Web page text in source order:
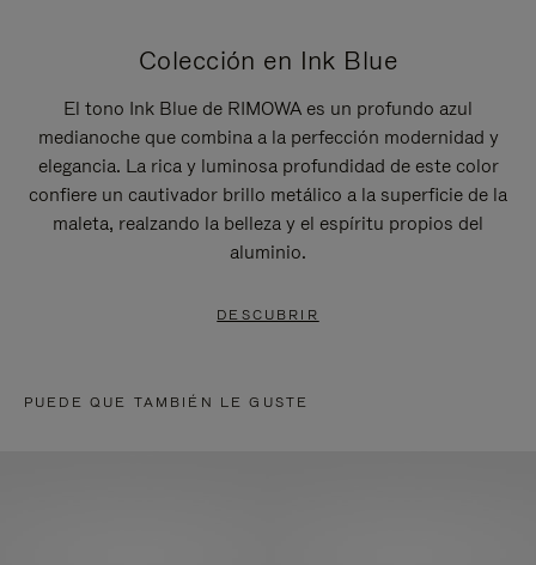
Colección en Ink Blue
El tono Ink Blue de RIMOWA es un profundo azul
medianoche que combina a la perfección modernidad y
elegancia. La rica y luminosa profundidad de este color
confiere un cautivador brillo metálico a la superficie de la
maleta, realzando la belleza y el espíritu propios del
aluminio.
DESCUBRIR
PUEDE QUE TAMBIÉN LE GUSTE